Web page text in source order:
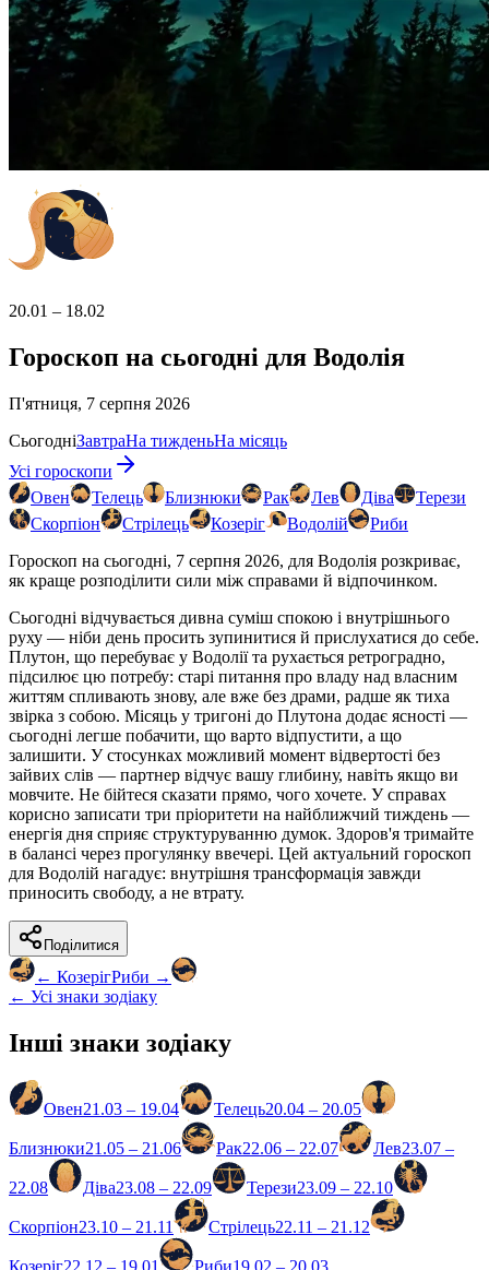
20.01 – 18.02
Гороскоп на сьогодні для Водолія
П'ятниця, 7 серпня 2026
СьогодніЗавтраНа тижденьНа місяць
Усі гороскопи
Овен
Телець Близнюки Рак Лев Діва
Терези
Скорпіон
Стрілець Козеріг Водолій
Риби
Гороскоп на сьогодні, 7 серпня 2026, для Водолія розкриває,
як краще розподілити сили між справами й відпочинком.
Сьогодні відчувається дивна суміш спокою і внутрішнього
руху — ніби день просить зупинитися й прислухатися до себе.
Плутон, що перебуває у Водолії та рухається ретроградно,
підсилює цю потребу: старі питання про владу над власним
життям спливають знову, але вже без драми, радше як тиха
звірка з собою. Місяць у тригоні до Плутона додає ясності —
сьогодні легше побачити, що варто відпустити, а що
залишити. У стосунках можливий момент відвертості без
зайвих слів — партнер відчує вашу глибину, навіть якщо ви
мовчите. Не бійтеся сказати прямо, чого хочете. У справах
корисно записати три пріоритети на найближчий тиждень —
енергія дня сприяє структуруванню думок. Здоров'я тримайте
в балансі через прогулянку ввечері. Цей актуальний гороскоп
для Водолій нагадує: внутрішня трансформація завжди
приносить свободу, а не втрату.
Поділитися
← КозерігРиби →
← Усі знаки зодіаку
Інші знаки зодіаку
Овен21.03 – 19.04 Телець20.04 – 20.05
Близнюки21.05 – 21.06 Рак22.06 – 22.07 Лев23.07 –
22.08 Діва23.08 – 22.09 Терези23.09 – 22.10
Скорпіон23.10 – 21.11 Стрілець22.11 – 21.12
Козеріг22.12 – 19.01 Риби19.02 – 20.03